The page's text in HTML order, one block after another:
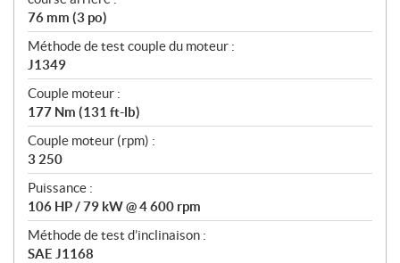
76 mm (3 po)
Méthode de test couple du moteur :
J1349
Couple moteur :
177 Nm (131 ft-lb)
Couple moteur (rpm) :
3 250
Puissance :
106 HP / 79 kW @ 4 600 rpm
Méthode de test d’inclinaison :
SAE J1168